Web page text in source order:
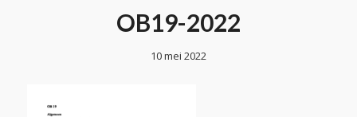
OB19-2022
10 mei 2022